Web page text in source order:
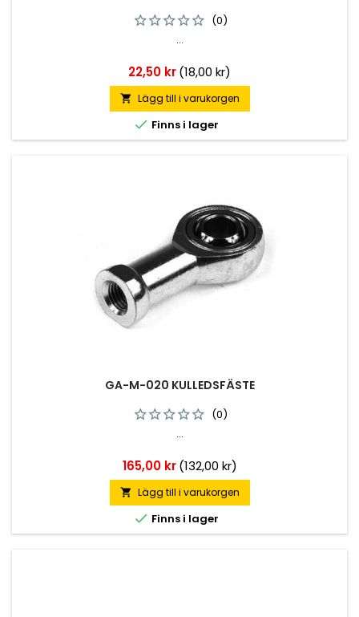
(0)
...
Pris
22,50 kr(18,00 kr)
 Lägg till i varukorgen
 Finns i lager
GA-M-020 KULLEDSFÄSTE
(0)
...
Pris
165,00 kr (132,00 kr)
 Lägg till i varukorgen
 Finns i lager